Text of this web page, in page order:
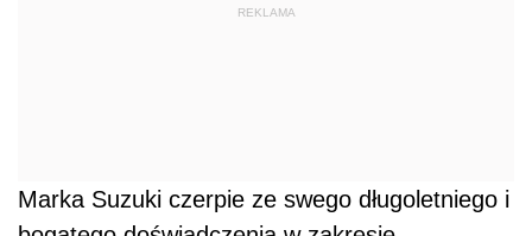
REKLAMA
Marka Suzuki czerpie ze swego długoletniego i